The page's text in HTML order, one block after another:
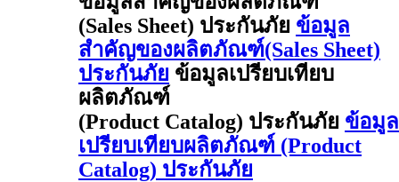
(Sales Sheet) ประกันภัย ข้อมูล
สำคัญของผลิตภัณฑ์(Sales Sheet)
ประกันภัย ข้อมูลเปรียบเทียบ
ผลิตภัณฑ์
(Product Catalog) ประกันภัย ข้อมูล
เปรียบเทียบผลิตภัณฑ์ (Product
Catalog) ประกันภัย